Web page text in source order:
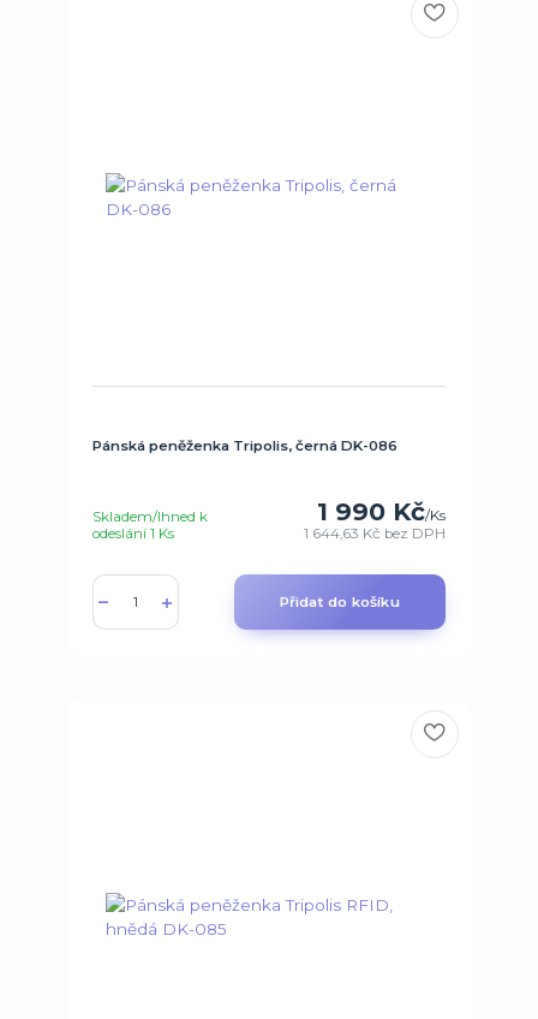
Pánská peněženka Tripolis, černá DK-086
1 990 Kč/Ks
1 644,63 Kč bez DPH
Skladem/Ihned k
odeslání 1 Ks
Přidat do košíku